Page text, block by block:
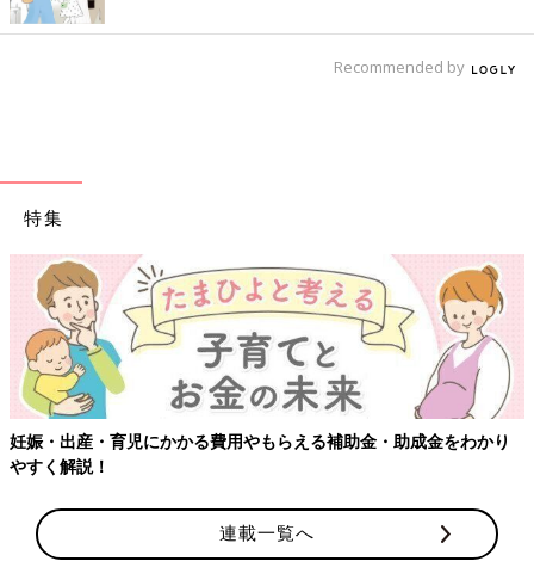
Recommended by
特集
る補助金・助成金をわかり
【ワクチン接種できるものも】妊婦
連載一覧へ